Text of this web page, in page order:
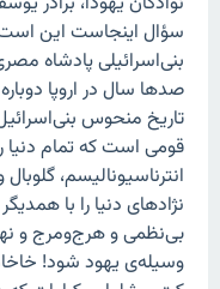
سؤال اینجاست این
بنی‌اسرائیلی پادشاه
صدها سال در اروپا
تاریخ منحوس
قومی است که تمام
انترناسیونالیسم،
نژادهای دنیا را با
بی‌نظمی و هرج‌ومرج و
وسیله‌ی یهود شود!